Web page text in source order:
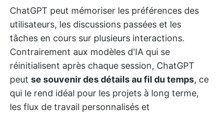
ChatGPT peut mémoriser les préférences des
utilisateurs, les discussions passées et les
tâches en cours sur plusieurs interactions.
Contrairement aux modèles d'IA qui se
réinitialisent après chaque session, ChatGPT
peut se souvenir des détails au fil du temps, ce
qui le rend idéal pour les projets à long terme,
les flux de travail personnalisés et